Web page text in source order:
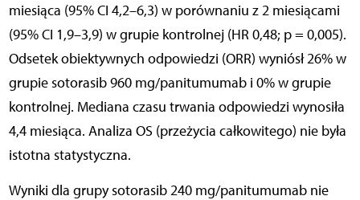
miesiąca (95% CI 4,2–6,3) w porównaniu z 2 miesiącami
(95% CI 1,9–3,9) w grupie kontrolnej (HR 0,48; p = 0,005).
Odsetek obiektywnych odpowiedzi (ORR) wyniósł 26% w
grupie sotorasib 960 mg/panitumumab i 0% w grupie
kontrolnej. Mediana czasu trwania odpowiedzi wynosiła
4,4 miesiąca. Analiza OS (przeżycia całkowitego) nie była
istotna statystyczna.
Wyniki dla grupy sotorasib 240 mg/panitumumab nie